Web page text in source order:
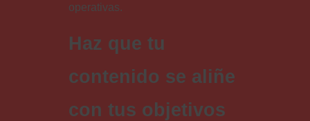
operativas.
Haz que tu
contenido se aliñe
con tus objetivos